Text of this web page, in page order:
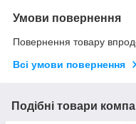
Умови повернення
Повернення товару
Всі умови повернення
Подібні товари